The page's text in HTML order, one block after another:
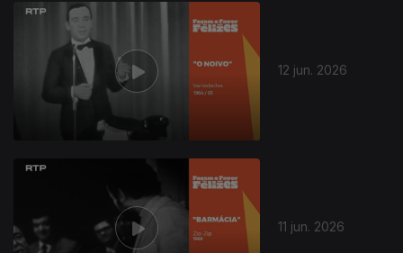
12 jun. 2026
11 jun. 2026
931995